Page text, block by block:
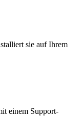
sie auf Ihrem
einem Support-